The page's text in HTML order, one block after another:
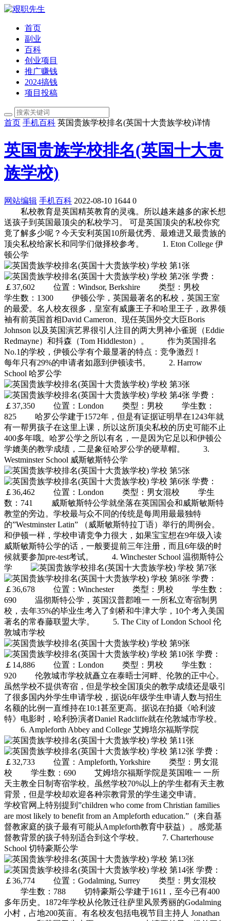
首页
副业
百科
创业项目
推广赚钱
2024搞钱
项目投稿
首页 手机百科 英国贵族学校排名(英国十大贵族学校)详情
英国贵族学校排名(英国十大贵
族学校)
网站编辑 手机百科 2022-08-10 1644 0
私校教育是英国精英教育的灵魂。所以越来越多的家长想
送孩子到英国最顶尖的私校学习。 可是英国顶尖的私校你究
竟了解多少呢？今天安利英国10所最优秀、最难进又最贵族的
顶尖私校给家长和同学们做择校参考。 1. Eton College 伊
顿公学
学费：
￡37,602 位置：Windsor, Berkshire 类型：男校
学生数：1300 伊顿公学，英国最著名的私校，英国王室
的最爱。名人校友很多，皇室有威廉王子和哈里王子，政界领
袖有前英国首相David Cameron、现任英国外交大臣Boris
Johnson 以及英国演艺界很引人注目的两大男神小雀斑（Eddie
Redmayne）和抖森（Tom Hiddleston）。 作为英国排名
No.1的学校，伊顿公学有个最显著的特点：竞争激烈！
每年只有29%的申请者如愿到伊顿读书。 2. Harrow
School 哈罗公学
学费：
￡37,350 位置：London 类型：男校 学生数：
825 哈罗公学建于1572年，但是有证据证明早在1243年就
有一帮男孩子在这里上课，所以这所顶尖私校的历史可能不止
400多年哦。哈罗公学之所以有名，一是因为它足以和伊顿公
学媲美的教学成绩，二是象征哈罗公学的硬草帽。 3.
Westminster School 威斯敏斯特公学
学费：
￡36,462 位置：London 类型：男女混校 学生
数：741 威斯敏斯特公学就坐落在英国国会和威斯敏斯特
教堂的旁边。学校最与众不同的传统是每周用最最独特
的”Westminster Latin” （威斯敏斯特拉丁语）举行的周例会。
和伊顿一样，学校申请竞争力很大，如果宝宝想在9年级入读
威斯敏斯特公学的话，一般要提前三年注册，而且6年级的时
候就要参加pre-test考试。 4. Winchester School 温彻斯特公
学
学费：
￡36,678 位置：Winchester 类型：男校 学生数：
690 温彻斯特公学，英国汉普郡唯一 一所私立寄宿制男
校，去年35%的毕业生考入了剑桥和牛津大学，10个考入美国
著名的常春藤联盟大学。 5. The City of London School 伦
敦城市学校
学费：
￡14,886 位置：London 类型：男校 学生数：
920 伦敦城市学校就矗立在泰晤士河畔、伦敦的正中心。
虽然学校不提供寄宿，但是学校全国顶尖的教学成绩还是吸引
了很多国内外学生申请学校，据说6年级学生申请人数与招生
名额的比例一直维持在10:1甚至更高。据说在拍摄《哈利波
特》电影时，哈利扮演者Daniel Radcliffe就在伦敦城市学校。
6. Ampleforth Abbey and College 艾姆培尔福斯学院
学费：
￡32,733 位置：Ampleforth, Yorkshire 类型：男女混
校 学生数：690 艾姆培尔福斯学院是英国唯一 一所
天主教全日制寄宿学校。虽然学校70%以上的学生都有天主教
背景，但是学校却欢迎各种宗教背景的学生递交申请。
学校官网上特别提到”children who come from Christian families
are most likely to benefit from an Ampleforth education.”（来自基
督教家庭的孩子最有可能从Ampleforth教育中获益）。感觉基
督教背景的孩子特别适合到这个学校。 7. Charterhouse
School 切特豪斯公学
学费：
￡36,774 位置：Godalming, Surrey 类型：男女混校
学生数：788 切特豪斯公学建于1611，至今已有400
多年历史。1872年学校从伦敦迁往萨里风景秀丽的Godalming
小村，占地200英亩。有名校友包括电视节目主持人 Jonathan